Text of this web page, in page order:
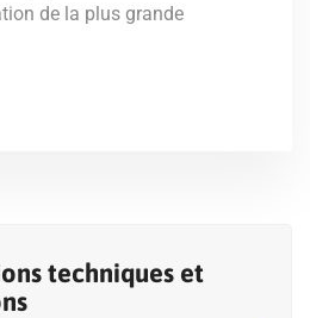
de la plus grande
techniques et